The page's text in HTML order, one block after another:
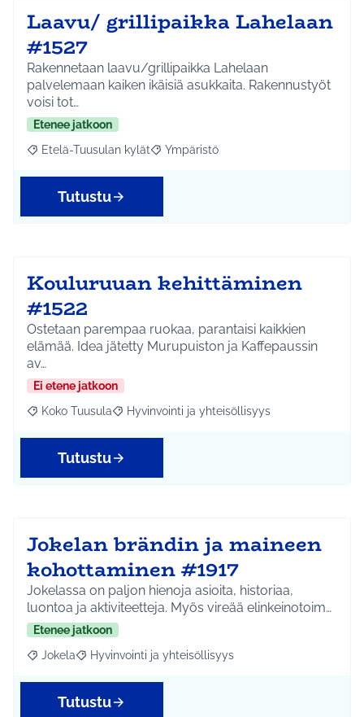
Laavu/ grillipaikka Lahelaan
#1527
Rakennetaan laavu/grillipaikka Lahelaan
palvelemaan kaiken ikäisiä asukkaita. Rakennustyöt
voisi tot…
Etenee jatkoon
Rajaa tulokset aihepiirin mukaan: Etelä-Tuusulan kylät
Etelä-Tuusulan kylät Rajaa tulokset teeman mukaan:
Ympäristö
Tutustu
Kouluruuan kehittäminen
#1522
Ostetaan parempaa ruokaa, parantaisi kaikkien
elämää. Idea jätetty Murupuiston ja Kaffepaussin
av…
Ei etene jatkoon
Rajaa tulokset aihepiirin mukaan: Koko Tuusula
Koko Tuusula Rajaa tulokset teeman mukaan: Hyvinvointi ja
Hyvinvointi ja yhteisöllisyys
Tutustu
Jokelan brändin ja maineen
kohottaminen #1917
Jokelassa on paljon hienoja asioita, historiaa,
luontoa ja aktiviteetteja. Myös vireää elinkeinotoim…
Etenee jatkoon
Rajaa tulokset aihepiirin mukaan: Jokela
Jokela Rajaa tulokset teeman mukaan: Hyvinvointi ja
Hyvinvointi ja yhteisöllisyys
Tutustu